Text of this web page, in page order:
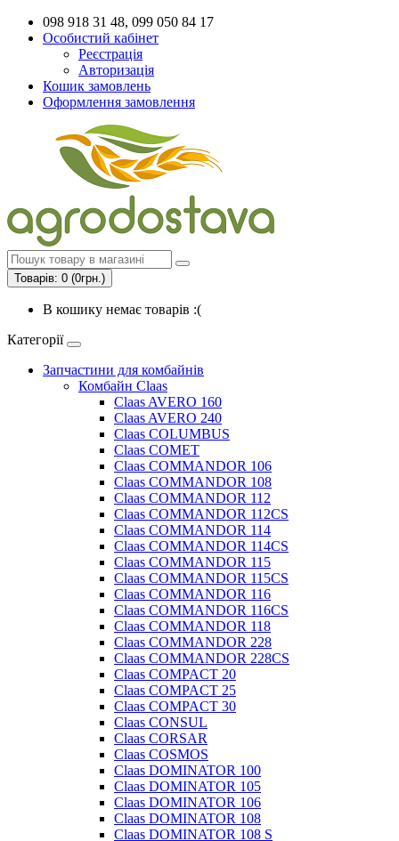
098 918 31 48, 099 050 84 17
Особистий кабінет
Реєстрація
Авторизація
Кошик замовлень
Оформлення замовлення
Товарів: 0 (0грн.)
В кошику немає товарів :(
Категорії
Запчастини для комбайнів
Комбайн Claas
Claas AVERO 160
Claas AVERO 240
Claas COLUMBUS
Claas COMET
Claas COMMANDOR 106
Claas COMMANDOR 108
Claas COMMANDOR 112
Claas COMMANDOR 112CS
Claas COMMANDOR 114
Claas COMMANDOR 114CS
Claas COMMANDOR 115
Claas COMMANDOR 115CS
Claas COMMANDOR 116
Claas COMMANDOR 116CS
Claas COMMANDOR 118
Claas COMMANDOR 228
Claas COMMANDOR 228CS
Claas COMPACT 20
Claas COMPACT 25
Claas COMPACT 30
Claas CONSUL
Claas CORSAR
Claas COSMOS
Claas DOMINATOR 100
Claas DOMINATOR 105
Claas DOMINATOR 106
Claas DOMINATOR 108
Claas DOMINATOR 108 S